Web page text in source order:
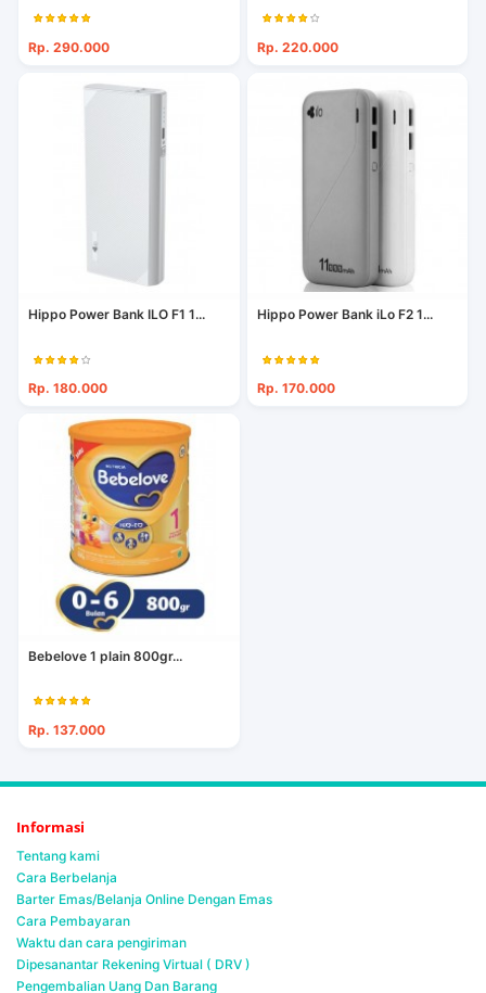
Rp. 290.000 Rp. 220.000
Hippo Power Bank ILO F1 1...
Rp. 180.000
Hippo Power Bank iLo F2 1...
Rp. 170.000
Bebelove 1 plain 800gr...
Rp. 137.000
Informasi
Tentang kami
Cara Berbelanja
Barter Emas/Belanja Online Dengan Emas
Cara Pembayaran
Waktu dan cara pengiriman
Dipesanantar Rekening Virtual ( DRV )
Pengembalian Uang Dan Barang